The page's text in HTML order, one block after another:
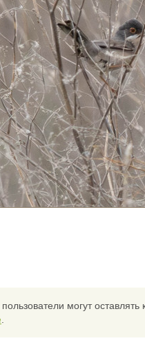
могут оставлять